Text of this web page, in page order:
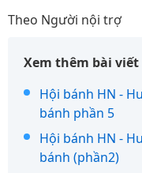
Theo Người nội trợ
Xem thêm bài viết
Hội bánh HN -
bánh phần 5
Hội bánh HN -
bánh (phần2)